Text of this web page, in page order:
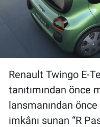
Renault Twingo E-
tanıtımından önce
lansmanından
imkânı sunan “R
İlan
Koronavirüs
Kültür Sanat
Ne demişti